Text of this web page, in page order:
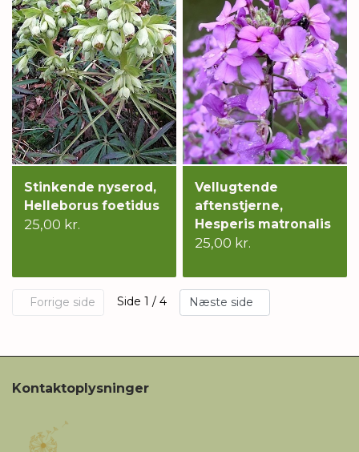
Stinkende nyserod,
Helleborus foetidus
25,00 kr.
Vellugtende
aftenstjerne,
Hesperis matronalis
25,00 kr.
Forrige side Side 1 / 4 Næste side
Kontaktoplysninger